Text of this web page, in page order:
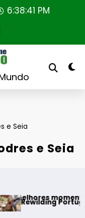
6:38:42 PM
e Seia
e Seia
momentos do
Portugal